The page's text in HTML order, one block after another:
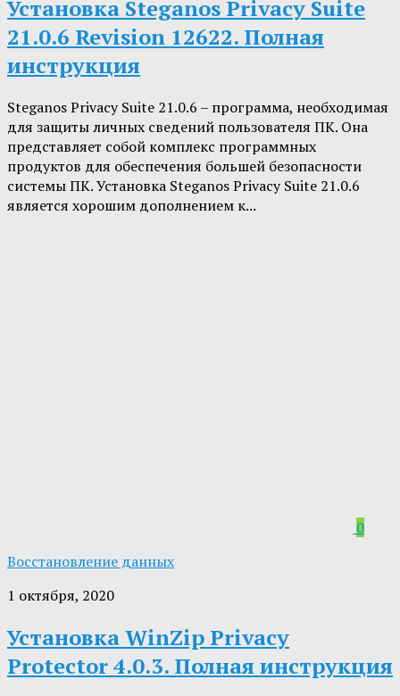
Установка Steganos Privacy Suite
21.0.6 Revision 12622. Полная
инструкция
Steganos Privacy Suite 21.0.6 – программа, необходимая
для защиты личных сведений пользователя ПК. Она
представляет собой комплекс программных
продуктов для обеспечения большей безопасности
системы ПК. Установка Steganos Privacy Suite 21.0.6
является хорошим дополнением к...
0
Восстановление данных
1 октября, 2020
Установка WinZip Privacy
Protector 4.0.3. Полная инструкция